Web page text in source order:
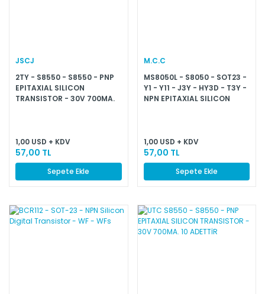
JSCJ
2TY - S8550 - S8550 - PNP
EPITAXIAL SILICON
TRANSISTOR - 30V 700MA.
1,00 USD + KDV
57,00 TL
Sepete Ekle
M.C.C
MS8050L - S8050 - SOT23 -
Y1 - Y11 - J3Y - HY3D - T3Y -
NPN EPITAXIAL SILICON
1,00 USD + KDV
57,00 TL
Sepete Ekle